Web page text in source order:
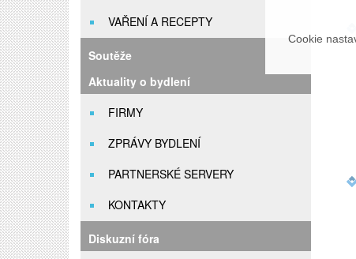
VAŘENÍ A RECEPTY
Soutěže
Aktuality o bydlení
FIRMY
ZPRÁVY BYDLENÍ
PARTNERSKÉ SERVERY
KONTAKTY
Diskuzní fóra
Cookie